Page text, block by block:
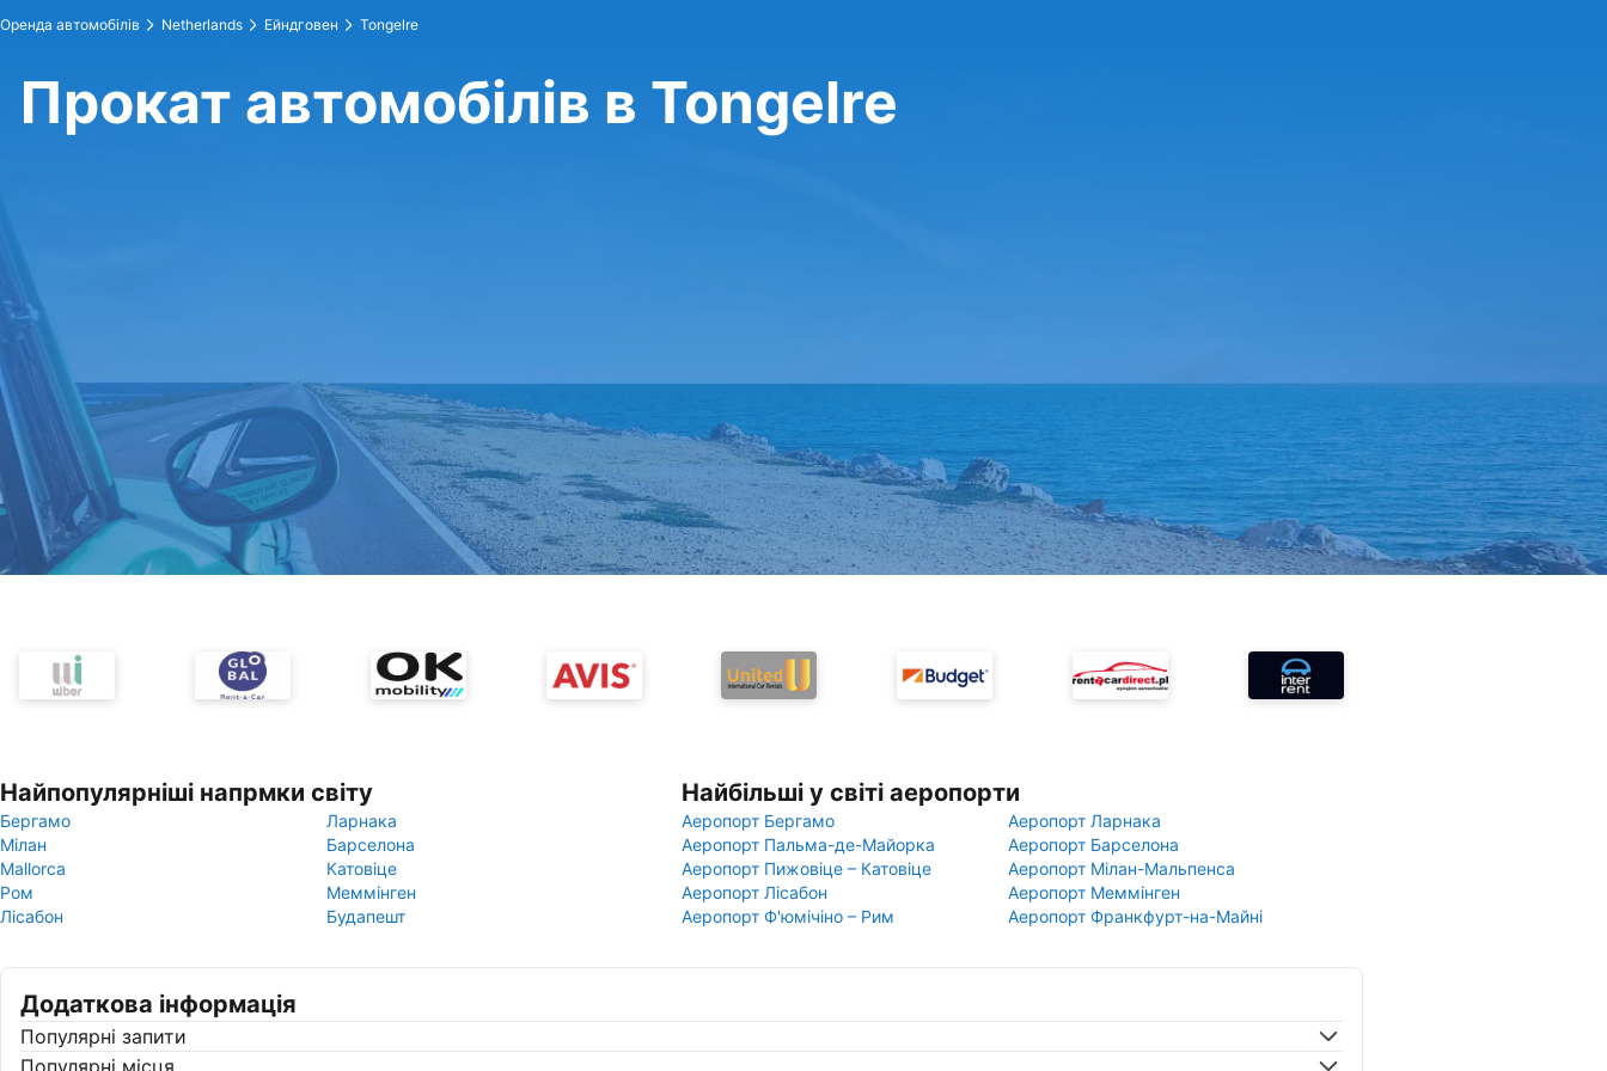
Оренда автомобілів Netherlands Ейндговен Tongelre
Прокат автомобілів в Tongelre
Найпопулярніші напрмки світу
Бергамо
Ларнака
Мілан
Барселона
Mallorca
Катовіце
Ром
Меммінген
Лісабон
Будапешт
Найбільші у світі аеропорти
Аеропорт Бергамо
Аеропорт Ларнака
Аеропорт Пальма-де-Майорка
Аеропорт Барселона
Аеропорт Пижовіце – Катовіце
Аеропорт Мілан-Мальпенса
Аеропорт Лісабон
Аеропорт Меммінген
Аеропорт Ф'юмічіно – Рим
Аеропорт Франкфурт-на-Майні
Додаткова інформація
Популярні запити
Популярні місця